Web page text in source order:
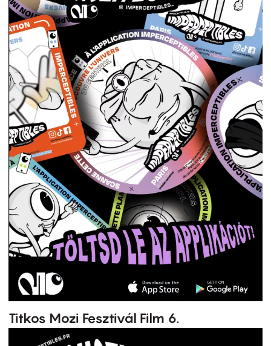
Titkos Mozi Fesztivál Film 6.